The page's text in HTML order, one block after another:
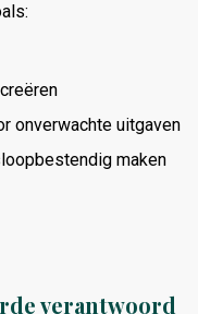
onverwachte uitgaven
maken
verantwoord